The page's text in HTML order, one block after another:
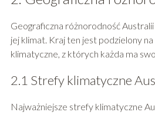
Geograficzna różnorodność
jej klimat. Kraj ten jest podzielony
klimatyczne, z których każda ma
2.1 Strefy klimatyczne
Najważniejsze strefy klimatyczne